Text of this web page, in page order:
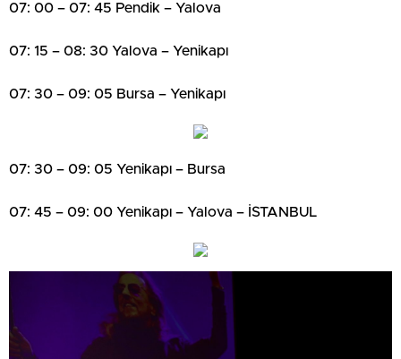
07: 00 – 07: 45 Pendik – Yalova
07: 15 – 08: 30 Yalova – Yenikapı
07: 30 – 09: 05 Bursa – Yenikapı
07: 30 – 09: 05 Yenikapı – Bursa
07: 45 – 09: 00 Yenikapı – Yalova – İSTANBUL